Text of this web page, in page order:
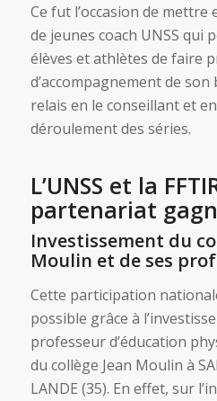
Ce fut l’occasion de
de jeunes coach UNSS qui
élèves et athlètes de faire
d’accompagnement de
relais en le conseillant et
déroulement des séries.
L’UNSS et la
partenariat
Investissement du
Moulin et de ses
Cette participation
possible grâce à
professeur d’éducation
du collège Jean Moulin à
LANDE (35). En effet, sur